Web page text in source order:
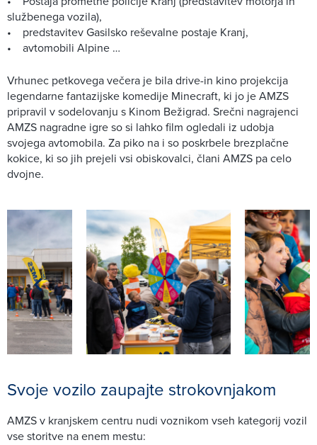
službenega vozila),
• predstavitev Gasilsko reševalne postaje Kranj,
• avtomobili Alpine …
Vrhunec petkovega večera je bila drive-in kino projekcija
legendarne fantazijske komedije Minecraft, ki jo je AMZS
pripravil v sodelovanju s Kinom Bežigrad. Srečni nagrajenci
AMZS nagradne igre so si lahko film ogledali iz udobja
svojega avtomobila. Za piko na i so poskrbele brezplačne
kokice, ki so jih prejeli vsi obiskovalci, člani AMZS pa celo
dvojne.
Svoje vozilo zaupajte strokovnjakom
AMZS v kranjskem centru nudi voznikom vseh kategorij vozil
vse storitve na enem mestu: